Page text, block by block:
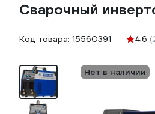
Сварочный
Код товара: 15560391 4.6
Нет в наличии